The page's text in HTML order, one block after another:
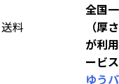
送料
全国
（厚
が利
ービ
ゆう